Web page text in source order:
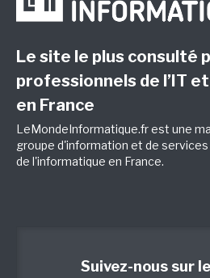
Le site le plus consulté
professionnels de l’IT
en France
LeMondeInformatique.fr est une
groupe d'information et de
de l'informatique en France.
Suivez-nous sur